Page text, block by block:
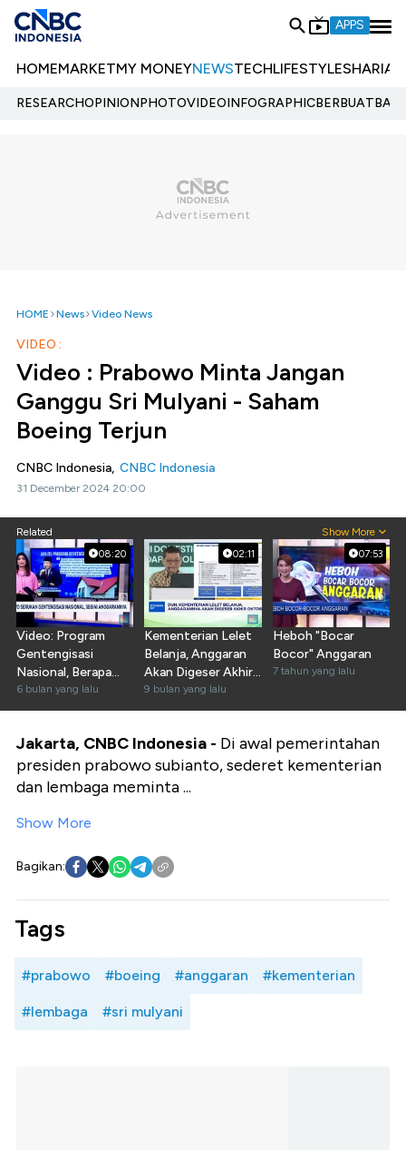
APPS
HOMEMARKETMY MONEYNEWSTECHLIFESTYLESHARIA
RESEARCHOPINIONPHOTOVIDEOINFOGRAPHIC
HOME News Video News
VIDEO :
Video : Prabowo Minta Jangan
Ganggu Sri Mulyani - Saham
Boeing Terjun
CNBC Indonesia, CNBC Indonesia
31 December 2024 20:00
Related Show More
08:20
Video: Program
Gentengisasi
Nasional, Berapa
Anggarannya?
6 bulan yang lalu
02:11
Kementerian Lelet
Belanja, Anggaran
Akan Digeser Akhir
Oktober 2025
9 bulan yang lalu
07:53
Heboh "Bocar
Bocor" Anggaran
7 tahun yang lalu
Jakarta, CNBC Indonesia - Di awal pemerintahan
presiden prabowo subianto, sederet kementerian
dan lembaga meminta ...
Show More
Bagikan:
Tags
#prabowo #boeing #anggaran #kementerian
#lembaga #sri mulyani